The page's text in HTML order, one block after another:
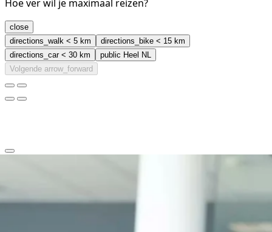
Hoe ver wil je maximaal reizen?
close
directions_walk < 5 km directions_bike < 15 km
directions_car< 30 km public Heel NL
Volgende arrow_forward